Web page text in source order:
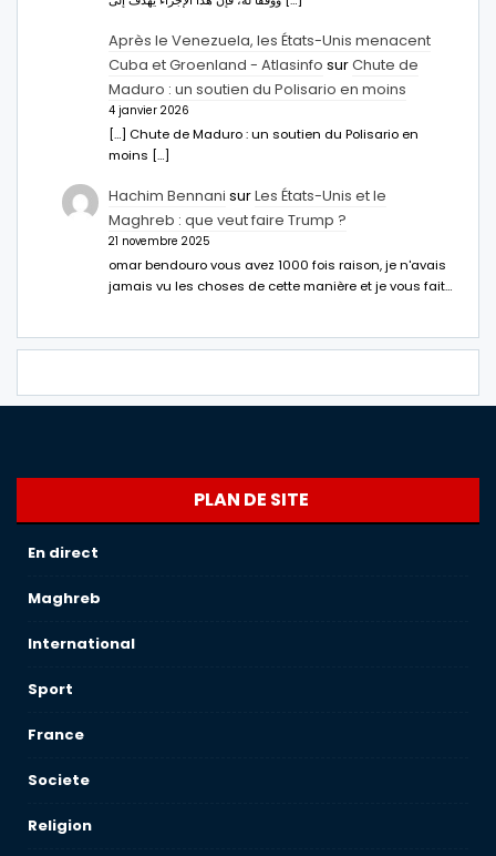
Après le Venezuela, les États-Unis menacent
Cuba et Groenland - Atlasinfo surChute de
Maduro : un soutien du Polisario en moins
4 janvier 2026
[…] Chute de Maduro : un soutien du Polisario en
moins […]
Hachim Bennani surLes États-Unis et le
Maghreb : que veut faire Trump ?
21 novembre 2025
omar bendouro vous avez 1000 fois raison, je n'avais
jamais vu les choses de cette manière et je vous fait…
PLAN DE SITE
En direct
Maghreb
International
Sport
France
Societe
Religion